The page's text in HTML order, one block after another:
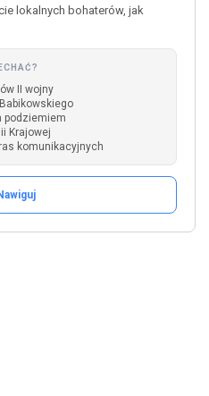
lokalnych bohaterów, jak
II wojny
podziemiem
Krajowej
komunikacyjnych